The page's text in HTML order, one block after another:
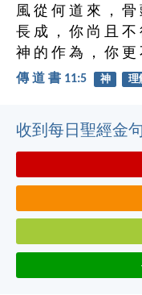
風 從 何 道 來 ， 骨
長 成 ， 你 尚 且 不
神 的 作 為 ， 你 更
傳 道 書 11:5 神 理
收到每日聖經金句